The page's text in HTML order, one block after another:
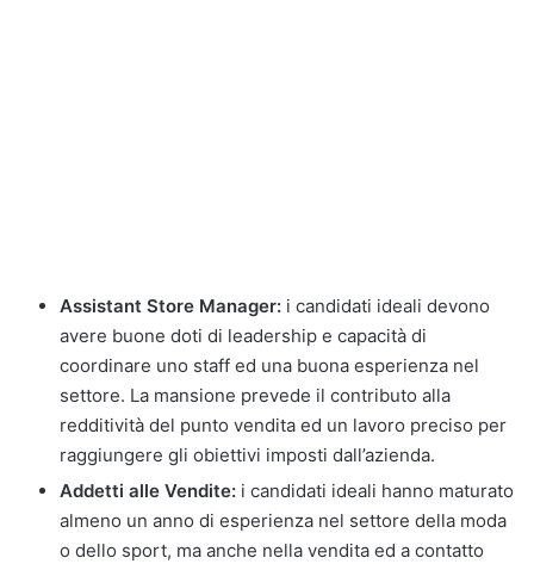
Assistant Store Manager: i candidati ideali devono
avere buone doti di leadership e capacità di
coordinare uno staff ed una buona esperienza nel
settore. La mansione prevede il contributo alla
redditività del punto vendita ed un lavoro preciso per
raggiungere gli obiettivi imposti dall’azienda.
Addetti alle Vendite: i candidati ideali hanno maturato
almeno un anno di esperienza nel settore della moda
o dello sport, ma anche nella vendita ed a contatto